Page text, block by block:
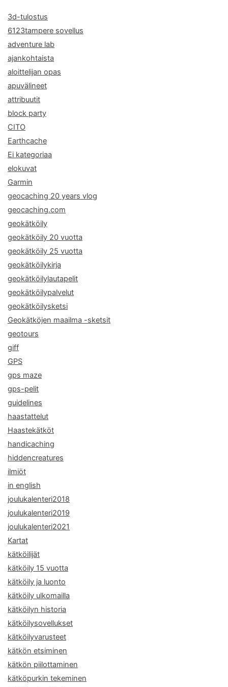
3d-tulostus
6123tampere sovellus
adventure lab
ajankohtaista
aloittelijan opas
apuvälineet
attribuutit
block party
CITO
Earthcache
Ei kategoriaa
elokuvat
Garmin
geocaching 20 years vlog
geocaching.com
geokätköily
geokätköily 20 vuotta
geokätköily 25 vuotta
geokätköilykirja
geokätköilylautapelit
geokätköilypalvelut
geokätköilysketsi
Geokätköjen maailma -sketsit
geotours
giff
GPS
gps maze
gps-pelit
guidelines
haastattelut
Haastekätköt
handicaching
hiddencreatures
ilmiöt
in english
joulukalenteri2018
joulukalenteri2019
joulukalenteri2021
Kartat
kätköilijät
kätköily 15 vuotta
kätköily ja luonto
kätköily ulkomailla
kätköilyn historia
kätköilysovellukset
kätköilyvarusteet
kätkön etsiminen
kätkön piilottaminen
kätköpurkin tekeminen